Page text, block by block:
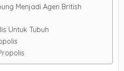
Menjadi Agen British
Untuk Tubuh